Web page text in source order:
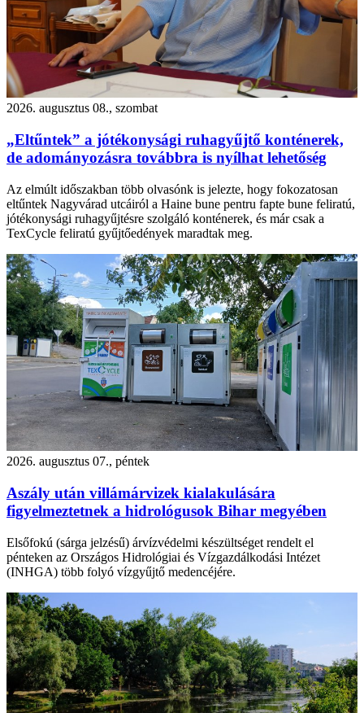
2026. augusztus 08., szombat
„Eltűntek” a jótékonysági ruhagyűjtő konténerek,
de adományozásra továbbra is nyílhat lehetőség
Az elmúlt időszakban több olvasónk is jelezte, hogy fokozatosan
eltűntek Nagyvárad utcáiról a Haine bune pentru fapte bune feliratú,
jótékonysági ruhagyűjtésre szolgáló konténerek, és már csak a
TexCycle feliratú gyűjtőedények maradtak meg.
2026. augusztus 07., péntek
Aszály után villámárvizek kialakulására
figyelmeztetnek a hidrológusok Bihar megyében
Elsőfokú (sárga jelzésű) árvízvédelmi készültséget rendelt el
pénteken az Országos Hidrológiai és Vízgazdálkodási Intézet
(INHGA) több folyó vízgyűjtő medencéjére.